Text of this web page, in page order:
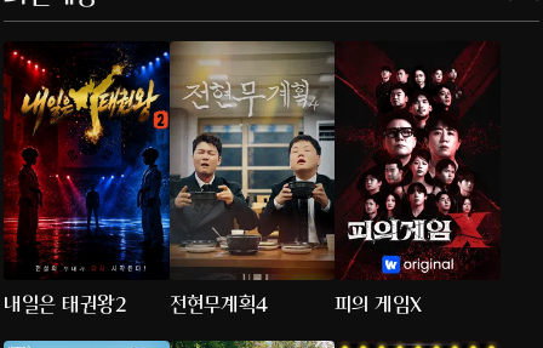
내일은 태권왕2 전현무계획4 피의 게임X